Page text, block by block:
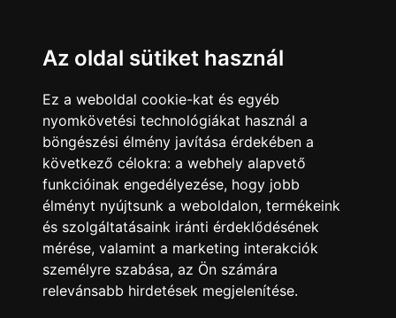
Az oldal sütiket használ
Ez a weboldal cookie-kat és egyéb
nyomkövetési technológiákat használ a
böngészési élmény javítása érdekében a
következő célokra: a webhely alapvető
funkcióinak engedélyezése, hogy jobb
élményt nyújtsunk a weboldalon, termékeink
és szolgáltatásaink iránti érdeklődésének
mérése, valamint a marketing interakciók
személyre szabása, az Ön számára
relevánsabb hirdetések megjelenítése.